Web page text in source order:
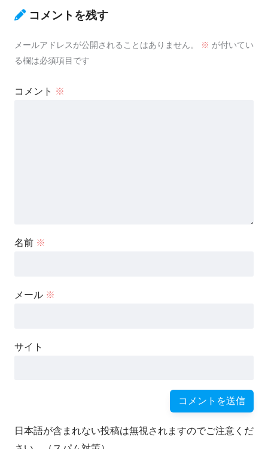
コメントを残す
メールアドレスが公開されることはありません。 ※ が付いてい
る欄は必須項目です
コメント ※
名前 ※
メール ※
サイト
日本語が含まれない投稿は無視されますのでご注意くだ